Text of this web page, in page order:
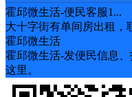
霍邱微生活-便民客服1...
大十字街有单间房出租
霍邱微生活
霍邱微生活-发便民信息
这里。